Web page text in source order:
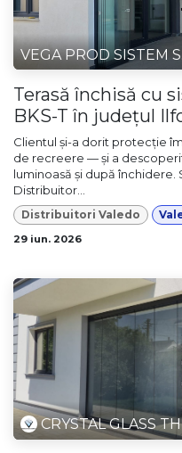
VEGA PROD SISTEM
Terasă închisă cu
BKS-T în județul
Clientul și-a dorit protecție
de recreere — și a
luminoasă și după închidere.
Distribuitor...
Distribuitori Valedo
29 iun. 2026
CRYSTAL GLASS